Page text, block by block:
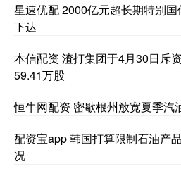
星速优配 2000亿元超长期特别
下达
本信配资 渣打集团于4月30日斥
59.41万股
恒牛网配资 密歇根州放宽夏季汽
配资宝app 韩国打算限制石油产
况